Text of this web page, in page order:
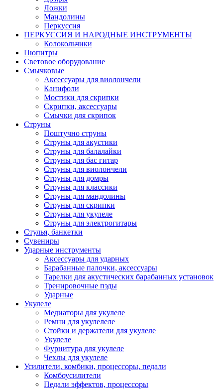
Ложки
Мандолины
Перкуссия
ПЕРКУССИЯ И НАРОДНЫЕ ИНСТРУМЕНТЫ
Колокольчики
Пюпитры
Световое оборудование
Смычковые
Аксессуары для виолончели
Канифоли
Мостики для скрипки
Скрипки, аксессуары
Смычки для скрипок
Струны
Поштучно струны
Струны для акустики
Струны для балалайки
Струны для бас гитар
Струны для виолончели
Струны для домры
Струны для классики
Струны для мандолины
Струны для скрипки
Струны для укулеле
Струны для электрогитары
Стулья, банкетки
Сувениры
Ударные инструменты
Аксессуары для ударных
Барабанные палочки, аксессуары
Тарелки для акустических барабанных установок
Тренировочные пэды
Ударные
Укулеле
Медиаторы для укулеле
Ремни для укулелеле
Стойки и держатели для укулеле
Укулеле
Фурнитура для укулеле
Чехлы для укулеле
Усилители, комбики, процессоры, педали
Комбоусилители
Педали эффектов, процессоры